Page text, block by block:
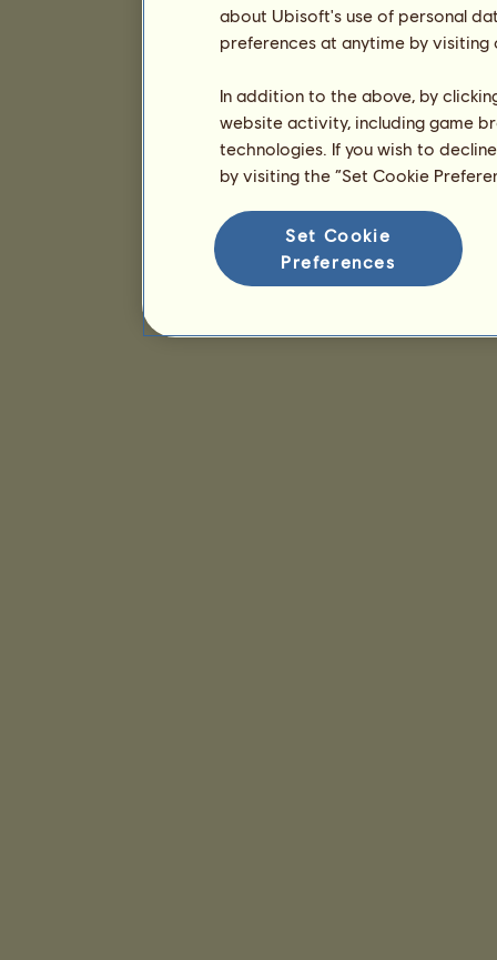
about Ubisoft's use of personal
preferences at anytime by
In addition to the above, by
website activity, including game
technologies. If you wish to
by visiting the “Set Cookie
Set Cookie
Preferences